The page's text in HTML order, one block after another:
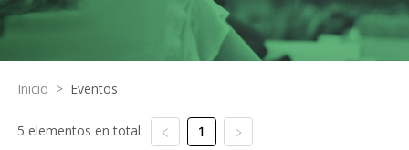
Inicio > Eventos
5 elementos en total: 1